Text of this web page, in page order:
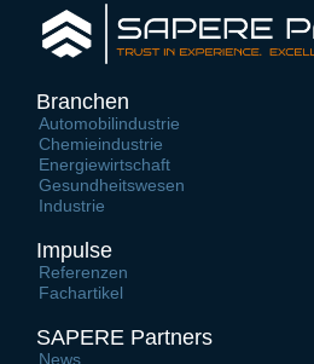
Branchen
Automobilindustrie
Chemieindustrie
Energiewirtschaft
Gesundheitswesen
Industrie
Impulse
Referenzen
Fachartikel
SAPERE Partners
News